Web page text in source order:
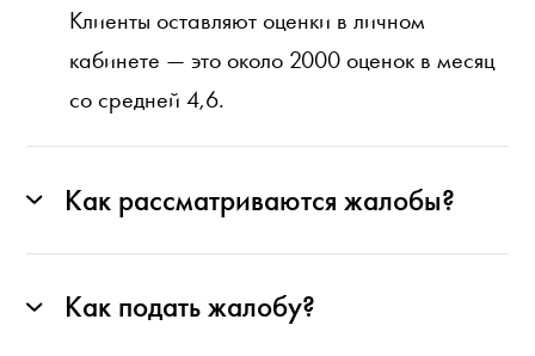
Клиенты оставляют оценки в личном
кабинете — это около 2000 оценок в месяц
со средней 4,6.
Как рассматриваются жалобы?
Как подать жалобу?